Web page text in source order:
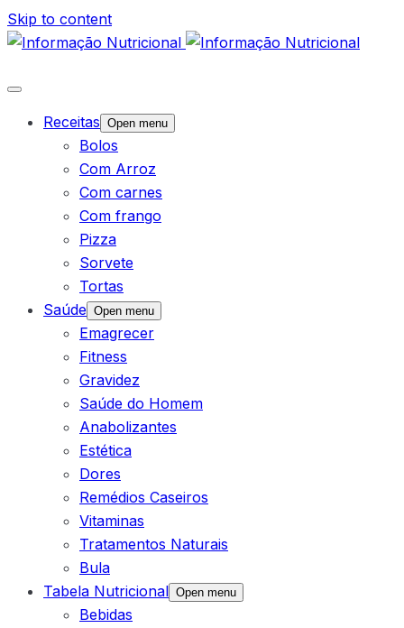
Skip to content
Receitas Open menu
Bolos
Com Arroz
Com carnes
Com frango
Pizza
Sorvete
Tortas
Saúde Open menu
Emagrecer
Fitness
Gravidez
Saúde do Homem
Anabolizantes
Estética
Dores
Remédios Caseiros
Vitaminas
Tratamentos Naturais
Bula
Tabela Nutricional Open menu
Bebidas